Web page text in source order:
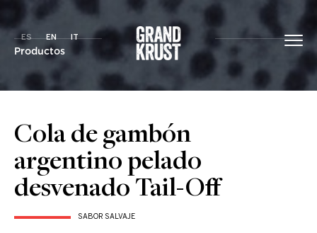
Productos
ES EN IT
Cola de gambón
argentino pelado
desvenado Tail-Off
SABOR SALVAJE